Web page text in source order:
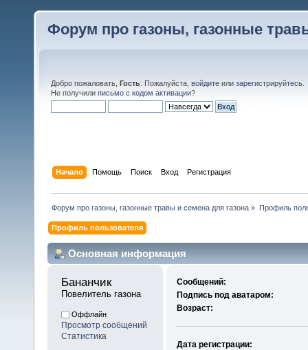
Форум про газоны, газонные
Добро пожаловать, Гость . Пожалуйста, войдите или зарегистрируйтесь
Не получили письмо с кодом активации?
Начало Помощь Поиск Вход Регистрация
Форум про газоны, газонные травы и семена для газона » Профиль
Профиль пользователя
Основная информация
Бананчик
Повелитель газона
Оффлайн
Просмотр сообщений
Статистика
Сообщений:
Подпись под аватаром:
Возраст:
Дата регистрации: